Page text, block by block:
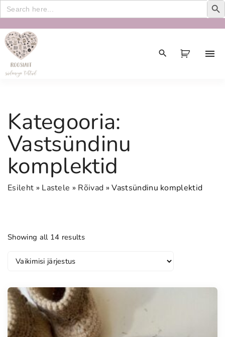
Search
for:
Kategooria:
Vastsündinu
komplektid
Esileht » Lastele » Rõivad »Vastsündinu komplektid
Showing all 14 results